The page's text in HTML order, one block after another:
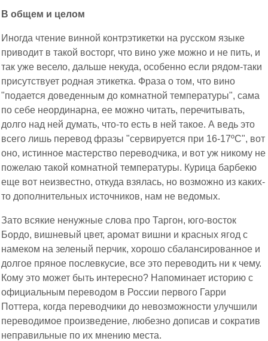
В общем и целом
Иногда чтение винной контрэтикетки на русском языке
приводит в такой восторг, что вино уже можно и не пить, и
так уже весело, дальше некуда, особенно если рядом-таки
присутствует родная этикетка. Фраза о том, что вино
"подается доведенным до комнатной температуры", сама
по себе неординарна, ее можно читать, перечитывать,
долго над ней думать, что-то есть в ней такое. А ведь это
всего лишь перевод фразы "сервируется при 16-17ºС", вот
оно, истинное мастерство переводчика, и вот уж никому не
пожелаю такой комнатной температуры. Курица барбекю
еще вот неизвестно, откуда взялась, но возможно из каких-
то дополнительных источников, нам не ведомых.
Зато всякие ненужные слова про Таргон, юго-восток
Бордо, вишневый цвет, аромат вишни и красных ягод с
намеком на зеленый перчик, хорошо сбалансированное и
долгое пряное послевкусие, все это переводить ни к чему.
Кому это может быть интересно? Напоминает историю с
официальным переводом в России первого Гарри
Поттера, когда переводчики до невозможности улучшили
переводимое произведение, любезно дописав и сократив
неправильные по их мнению места.